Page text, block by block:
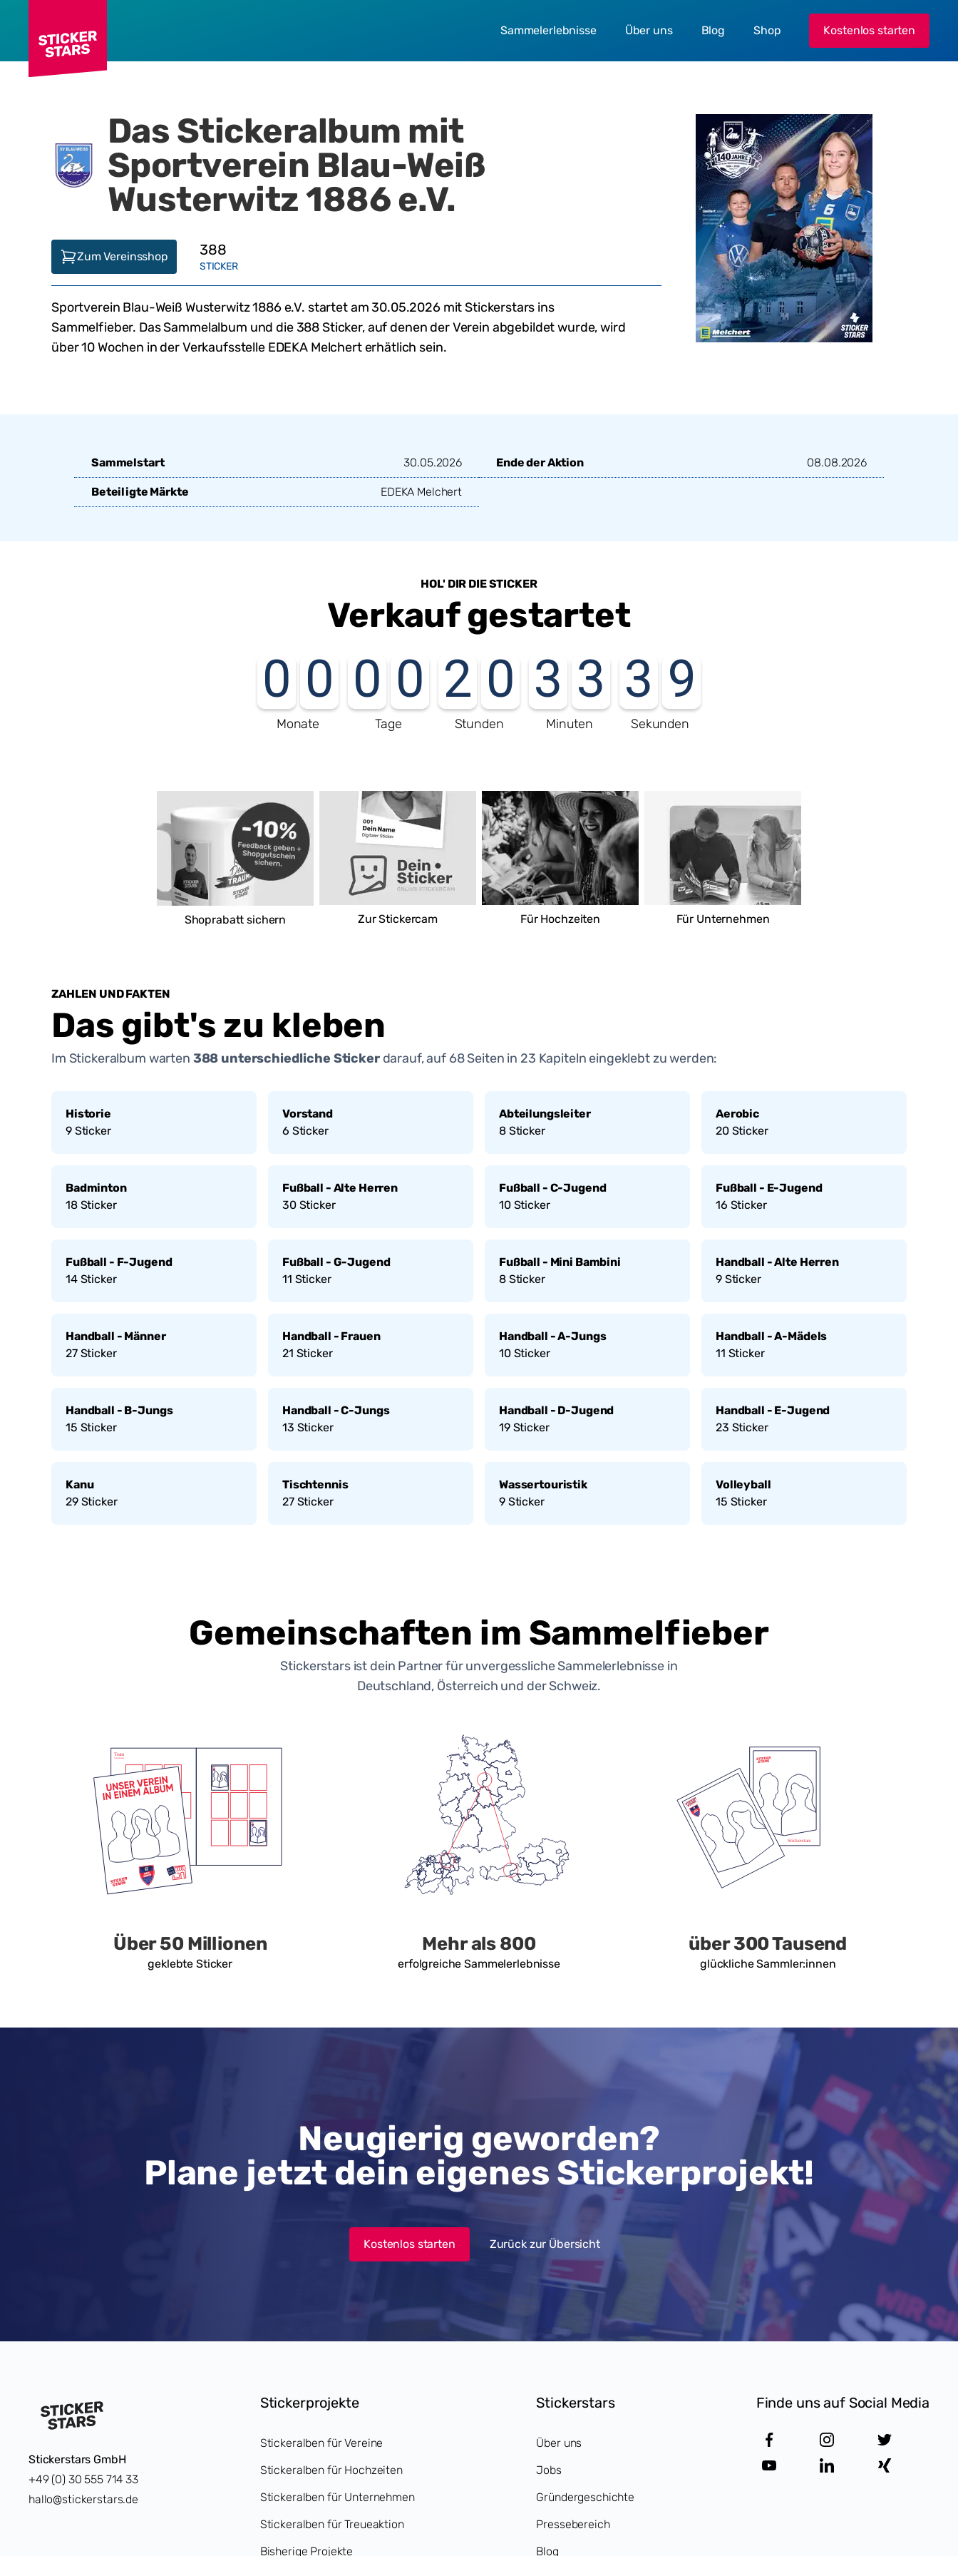
Sammelerlebnisse Über uns Blog Shop Kostenlos starten
Das Stickeralbum mit
Sportverein Blau-Weiß
Wusterwitz 1886 e.V.
Zum Vereinsshop 388
STICKER
Sportverein Blau-Weiß Wusterwitz 1886 e.V. startet am30.05.2026mit Stickerstars ins
Sammelfieber. Das Sammelalbum und die388Sticker, auf denen der Verein abgebildet wurde,wird
über 10 Wochen in der Verkaufsstelle EDEKA Melcherterhätlich sein.
Sammelstart 30.05.2026 Ende der Aktion 08.08.2026
Beteiligte Märkte EDEKA Melchert
HOL' DIR DIE STICKER
Verkauf gestartet
0 0
Monate
0 0
Tage
2 0
Stunden
3 3
Minuten
3 8
Sekunden
Bärbel Melchert EDEKA
Ernst-Thälmann-Straße 7a
14789 Wusterwitz
Route
Shoprabatt sichern
Zur Stickercam Für Hochzeiten Für Unternehmen
ZAHLEN UND FAKTEN
Das gibt's zu kleben
Im Stickeralbum warten 388 unterschiedliche Sticker darauf, auf 68Seiten in 23 Kapiteln eingeklebt zu werden:
Historie
9Sticker
Vorstand
6 Sticker
Abteilungsleiter
8Sticker
Aerobic
20Sticker
Badminton
18Sticker
Fußball - Alte Herren
30Sticker
Fußball - C-Jugend
10Sticker
Fußball - E-Jugend
16 Sticker
Fußball - F-Jugend
14Sticker
Fußball - G-Jugend
11 Sticker
Fußball - Mini Bambini
8Sticker
Handball - Alte Herren
9Sticker
Handball - Männer
27Sticker
Handball - Frauen
21 Sticker
Handball - A-Jungs
10Sticker
Handball - A-Mädels
11 Sticker
Handball - B-Jungs
15 Sticker
Handball - C-Jungs
13 Sticker
Handball - D-Jugend
19Sticker
Handball - E-Jugend
23 Sticker
Kanu
29Sticker
Tischtennis
27Sticker
Wassertouristik
9Sticker
Volleyball
15 Sticker
Gemeinschaften im Sammelfieber
Stickerstars ist dein Partner für unvergessliche Sammelerlebnisse in
Deutschland, Österreich und der Schweiz.
Über 50 Millionen
geklebte Sticker
Mehr als 800
erfolgreiche Sammelerlebnisse
über 300 Tausend
glückliche Sammler:innen
Neugierig geworden?
Plane jetzt dein eigenes Stickerprojekt!
Kostenlos starten Zurück zur Übersicht
Stickerstars GmbH
+49 (0) 30 555 714 33
hallo@stickerstars.de
Stickerprojekte
Stickeralben für Vereine
Stickeralben für Hochzeiten
Stickeralben für Unternehmen
Stickeralben für Treueaktion
Bisherige Projekte
Stickerstars
Über uns
Jobs
Gründergeschichte
Pressebereich
Blog
Finde uns auf Social Media